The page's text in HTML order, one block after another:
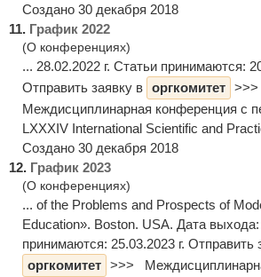
Создано 30 декабря 2018
11. График 2022
(О конференциях)
... 28.02.2022 г. Статьи принимаются:
Отправить заявку в оргкомитет >>>
Междисциплинарная конференция с
LXXXIV International Scientific and
Создано 30 декабря 2018
12. График 2023
(О конференциях)
... of the Problems and Prospects of
Education». Boston. USA. Дата выхода:
принимаются: 25.03.2023 г. Отправить
оргкомитет >>>